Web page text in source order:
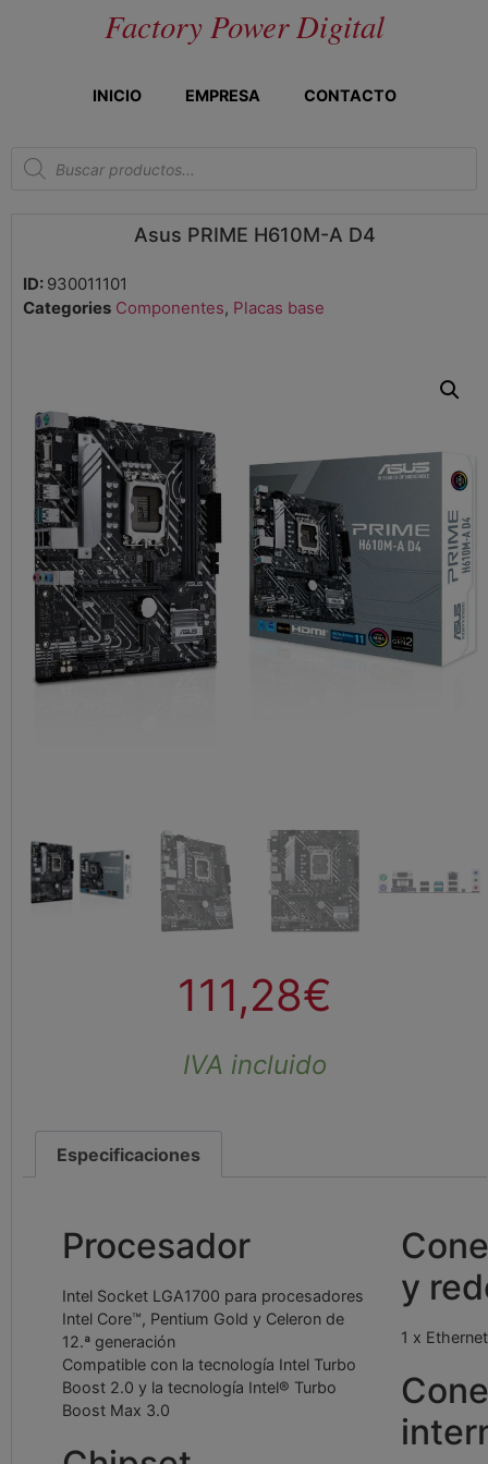
Factory Power Digital
INICIO EMPRESA CONTACTO
Asus PRIME H610M-A D4
ID: 930011101
Categories Componentes, Placas base
111,28€
IVA incluido
Especificaciones
Procesador
Intel Socket LGA1700 para procesadores
Intel Core™, Pentium Gold y Celeron de
12.ª generación
Compatible con la tecnología Intel Turbo
Boost 2.0 y la tecnología Intel® Turbo
Boost Max 3.0
y
1 x